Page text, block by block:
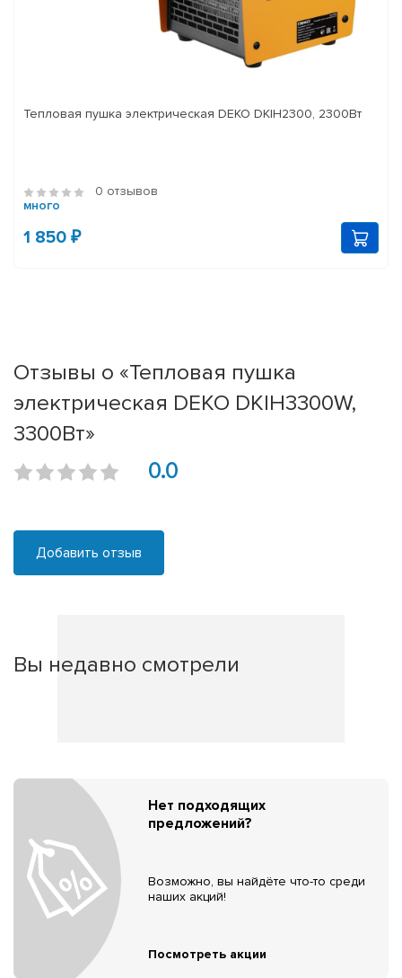
Тепловая пушка электрическая DEKO DKIH2300, 2300Вт
0 отзывов
много
1 850 ₽
Отзывы о «Тепловая пушка
электрическая DEKO DKIH3300W,
3300Вт»
0.0
Добавить отзыв
Вы недавно смотрели
Нет подходящих
предложений?
Возможно, вы найдёте что-то среди
наших акций!
Посмотреть акции